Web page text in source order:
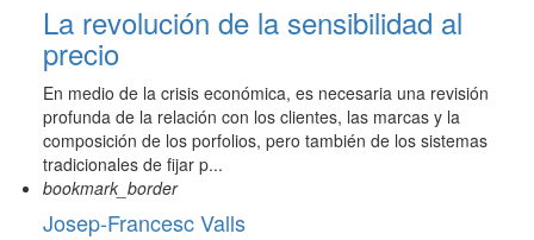
La revolución de la sensibilidad al
precio
En medio de la crisis económica, es necesaria una revisión
profunda de la relación con los clientes, las marcas y la
composición de los porfolios, pero también de los sistemas
tradicionales de fijar p...
bookmark_border
Josep-Francesc Valls